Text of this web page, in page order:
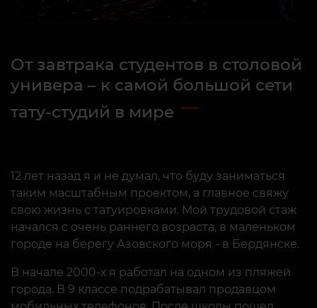
универа – к самой большой сети
тату-студий в мире
таким масштабным проектом, а главное свяжу
свою жизнь с татуировками. Мой трудовой стаж
начался с очень раннего возраста, в маленьком
городе на берегу Азовского моря - в Бердянске.
В начале 2000-х я работал на одном из пляжей
города. В 9 классе подрабатывал продавцом
мобильных телефонов. После школы пошел
учиться в морскую академию, там меня заметила